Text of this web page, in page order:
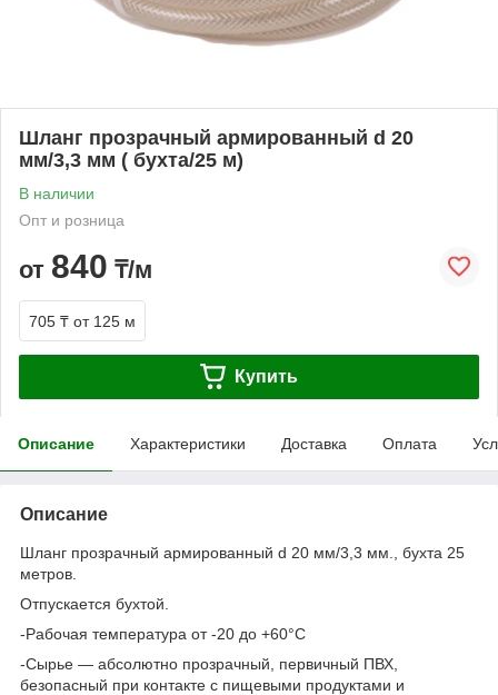
Шланг прозрачный армированный d 20
мм/3,3 мм ( бухта/25 м)
В наличии
Опт и розница
от 840 ₸/м
705 ₸ от 125 м
Купить
Описание Характеристики Доставка Оплата
Описание
Шланг прозрачный армированный d 20 мм/3,3 мм., бухта 25
метров.
Отпускается бухтой.
-Рабочая температура от -20 до +60°C
-Сырье — абсолютно прозрачный, первичный ПВХ,
безопасный при контакте с пищевыми продуктами и